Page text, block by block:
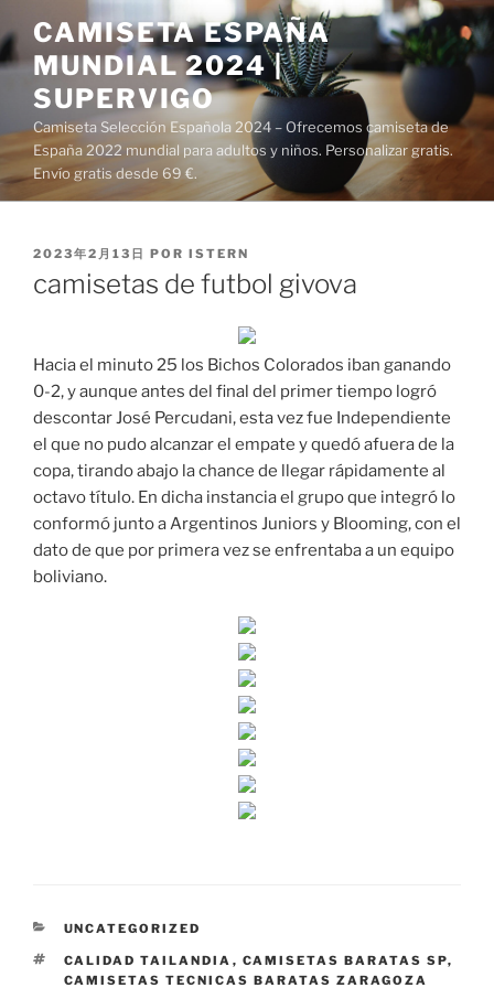
al
contenido
CAMISETA ESPAÑA
MUNDIAL 2024 |
SUPERVIGO
Camiseta Selección Española 2024 – Ofrecemos camiseta de
España 2022 mundial para adultos y niños. Personalizar gratis.
Envío gratis desde 69 €.
PUBLICADO
2023年2月13日 POR ISTERN
camisetas de futbol givova
Hacia el minuto 25 los Bichos Colorados iban ganando
0-2, y aunque antes del final del primer tiempo logró
descontar José Percudani, esta vez fue Independiente
el que no pudo alcanzar el empate y quedó afuera de la
copa, tirando abajo la chance de llegar rápidamente al
octavo título. En dicha instancia el grupo que integró lo
conformó junto a Argentinos Juniors y Blooming, con el
dato de que por primera vez se enfrentaba a un equipo
boliviano.
CATEGORÍAS
UNCATEGORIZED
ETIQUETAS
CALIDAD TAILANDIA , CAMISETAS BARATAS SP,
CAMISETAS TECNICAS BARATAS ZARAGOZA